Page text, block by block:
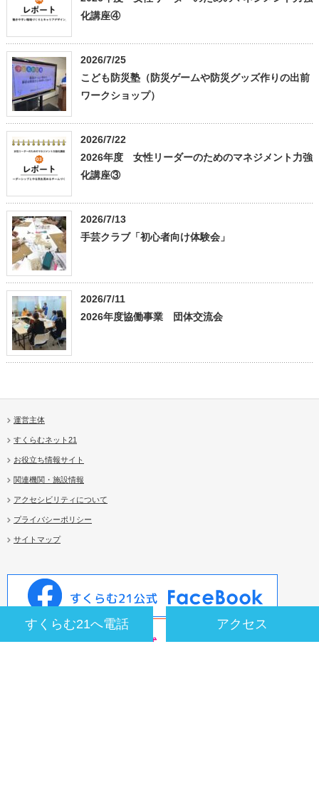
化講座④
2026/7/25
こども防災塾（防災ゲームや防災グッズ作りの出前
ワークショップ）
2026/7/22
2026年度 女性リーダーのためのマネジメント力強
化講座③
2026/7/13
手芸クラブ「初心者向け体験会」
2026/7/11
2026年度協働事業 団体交流会
運営主体
すくらむネット21
お役立ち情報サイト
関連機関・施設情報
アクセシビリティについて
プライバシーポリシー
サイトマップ
すくらむ21へ電話 アクセス